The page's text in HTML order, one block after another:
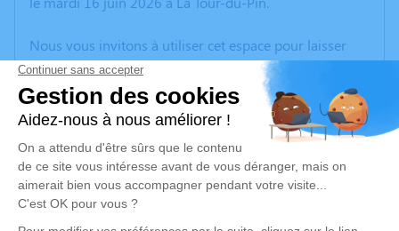
Nous vous invitons à utiliser cet espace pour laisser
vos condoléances, partager des photos souvenirs, une
anecdote ou exprimer vos pensées à travers des
poèmes ou des textes. Cet endroit est un lieu
d'expression dédié à honorer la mémoire de Gabrielle
RABILLOUD.
Un service de plantation d’arbre hommage est
disponible ici.